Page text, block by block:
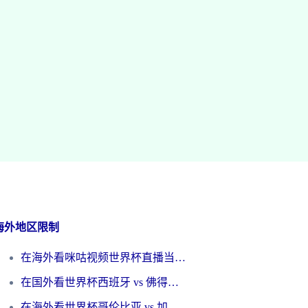
外地区限制
在海外看咪咕视频世界杯直播当前IP受限制？这篇指南帮你搞定所有体育赛事观看难题
在国外看世界杯西班牙 vs 佛得角无法播放？这篇指南帮你解锁所有中文体育直播